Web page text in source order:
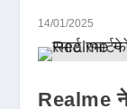
14/01/2025
Realme ने